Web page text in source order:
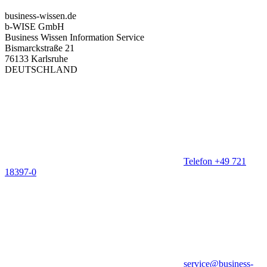
business-wissen.de
b-WISE GmbH
Business Wissen Information Service
Bismarckstraße 21
76133 Karlsruhe
DEUTSCHLAND
Telefon +49 721
18397-0
service@business-